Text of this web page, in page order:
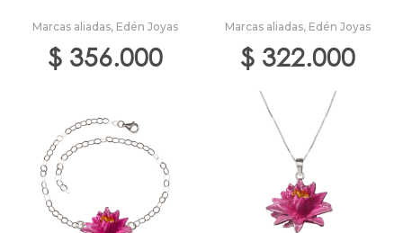
Marcas aliadas, Edén Joyas
$ 356.000
Marcas aliadas, Edén Joyas
$ 322.000